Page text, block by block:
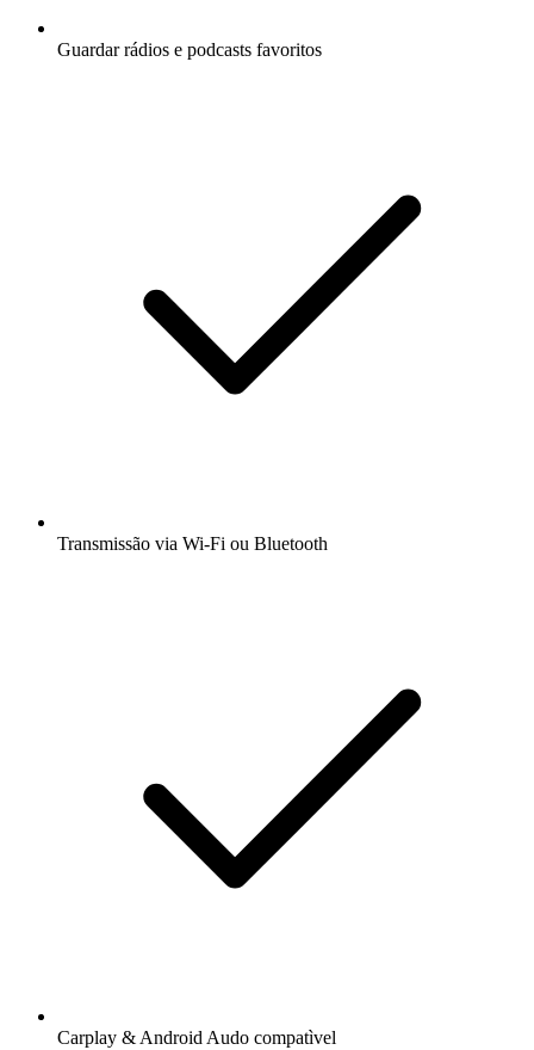
Guardar rádios e podcasts favoritos
Transmissão via Wi-Fi ou Bluetooth
Carplay & Android Audo compatìvel